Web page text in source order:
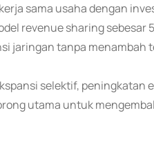
sama usaha dengan
revenue sharing sebesar
jaringan tanpa menambah
selektif,
utama untuk